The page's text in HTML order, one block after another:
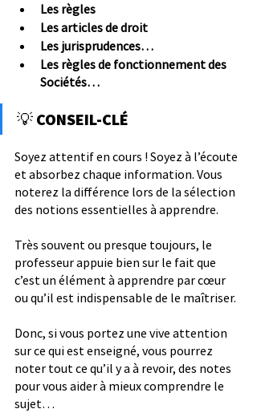
Les règles
Les articles de droit
Les jurisprudences…
Les règles de fonctionnement des
Sociétés…
💡 CONSEIL-CLÉ
Soyez attentif en cours ! Soyez à l’écoute
et absorbez chaque information. Vous
noterez la différence lors de la sélection
des notions essentielles à apprendre.
Très souvent ou presque toujours, le
professeur appuie bien sur le fait que
c’est un élément à apprendre par cœur
ou qu’il est indispensable de le maîtriser.
Donc, si vous portez une vive attention
sur ce qui est enseigné, vous pourrez
noter tout ce qu’il y a à revoir, des notes
pour vous aider à mieux comprendre le
sujet…